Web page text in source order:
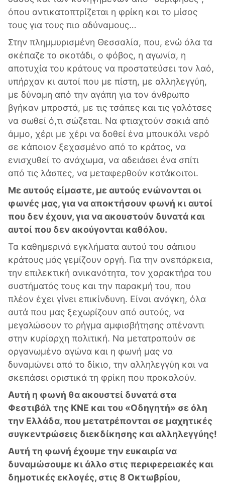
όπου αντικατοπτρίζεται η φρίκη και το μίσος
τους για τους πιο αδύναμους…
Στην πλημμυρισμένη Θεσσαλία, που, ενώ όλα τα
σκέπαζε το σκοτάδι, ο φόβος, η αγωνία, η
αποτυχία του κράτους να προστατεύσει τον λαό,
υπήρχαν κι αυτοί που με πίστη, με αλληλεγγύη,
με δύναμη από την αγάπη για τον άνθρωπο
βγήκαν μπροστά, με τις τσάπες και τις γαλότσες
να σωθεί ό,τι σώζεται. Να φτιαχτούν σακιά από
άμμο, χέρι με χέρι να δοθεί ένα μπουκάλι νερό
σε κάποιον ξεχασμένο από το κράτος, να
ενισχυθεί το ανάχωμα, να αδειάσει ένα σπίτι
από τις λάσπες, να μεταφερθούν κατάκοιτοι.
Με αυτούς είμαστε, με αυτούς ενώνονται οι
φωνές μας, για να αποκτήσουν φωνή κι αυτοί
που δεν έχουν, για να ακουστούν δυνατά και
αυτοί που δεν ακούγονται καθόλου.
Τα καθημερινά εγκλήματα αυτού του σάπιου
κράτους μάς γεμίζουν οργή. Για την ανεπάρκεια,
την επιλεκτική ανικανότητα, τον χαρακτήρα του
συστήματός τους και την παρακμή του, που
πλέον έχει γίνει επικίνδυνη. Είναι ανάγκη, όλα
αυτά που μας ξεχωρίζουν από αυτούς, να
μεγαλώσουν το ρήγμα αμφισβήτησης απέναντι
στην κυρίαρχη πολιτική. Να μετατραπούν σε
οργανωμένο αγώνα και η φωνή μας να
δυναμώνει από το δίκιο, την αλληλεγγύη και να
σκεπάσει οριστικά τη φρίκη που προκαλούν.
Αυτή η φωνή θα ακουστεί δυνατά στα
Φεστιβάλ της ΚΝΕ και του «Οδηγητή» σε όλη
την Ελλάδα, που μετατρέπονται σε μαχητικές
συγκεντρώσεις διεκδίκησης και αλληλεγγύης!
Αυτή τη φωνή έχουμε την ευκαιρία να
δυναμώσουμε κι άλλο στις περιφερειακές και
δημοτικές εκλογές, στις 8 Οκτωβρίου,